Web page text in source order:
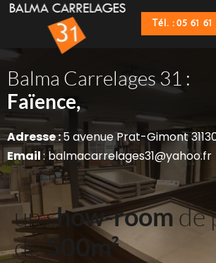
Tél. : 05 61 61
Balma Carrelages 31 :
Faïence,
Sanitaires,
Adresse : 5 avenue Prat-Gimont
Email : balmacarrelages31@yahoo.fr
un show-room de
de 500m²